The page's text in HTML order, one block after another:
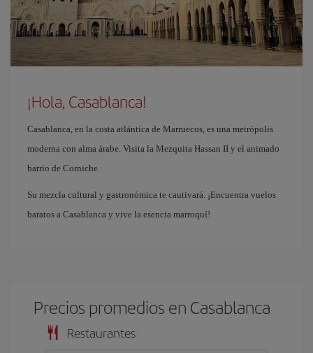
¡Hola, Casablanca!
Casablanca, en la costa atlántica de Marruecos, es una metrópolis
moderna con alma árabe. Visita la Mezquita Hassan II y el animado
barrio de Corniche.
Su mezcla cultural y gastronómica te cautivará. ¡Encuentra vuelos
baratos a Casablanca y vive la esencia marroquí!
Precios promedios en Casablanca
Restaurantes